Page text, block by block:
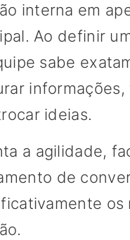
interna em
Ao definir
sabe
informações,
ideias.
a agilidade,
de
os